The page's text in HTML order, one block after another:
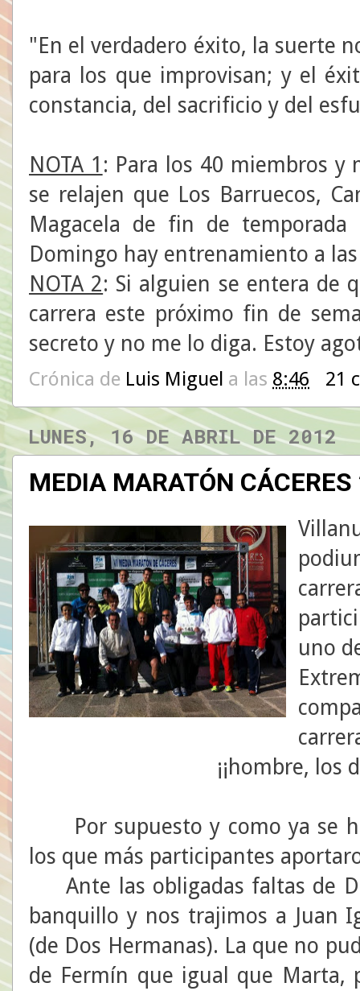
"En el verdadero éxito, la suerte
para los que improvisan; y el
constancia, del sacrificio y del
NOTA 1 : Para los 40 miembros y
se relajen que Los Barruecos,
Magacela de fin de
Domingo hay entrenamiento a
NOTA 2: Si alguien se entera de
carrera este próximo fin de
secreto y no me lo diga. Estoy
Crónica de Luis Miguel a las 8:46 21
LUNES, 16 DE ABRIL DE 2012
MEDIA MARATÓN
uno
¡¡hombre, los
Por supuesto y como ya se
los que más participantes
Ante las obligadas faltas de
banquillo y nos trajimos a Juan
(de Dos Hermanas). La que no
de Fermín que igual que Marta,